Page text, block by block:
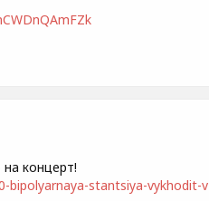
концерт!
bipolyarnaya-stantsiya-vykhodit-